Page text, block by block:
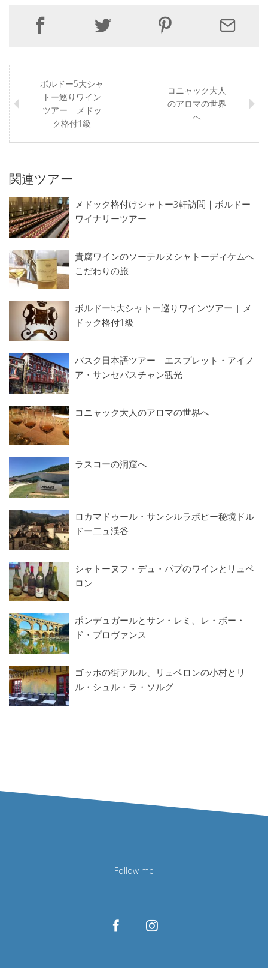
ボルドー5大シャ
トー巡りワイン
ツアー | メドッ
ク格付1級
コニャック大人
のアロマの世界
へ
関連ツアー
メドック格付けシャトー3軒訪問｜ボルドー
ワイナリーツアー
貴腐ワインのソーテルヌシャトーディケムへ
こだわりの旅
ボルドー5大シャトー巡りワインツアー | メ
ドック格付1級
バスク日本語ツアー｜エスプレット・アイノ
ア・サンセバスチャン観光
コニャック大人のアロマの世界へ
ラスコーの洞窟へ
ロカマドゥール・サンシルラポピー秘境ドル
ドー二ュ渓谷
シャトーヌフ・デュ・パプのワインとリュベ
ロン
ポンデュガールとサン・レミ、レ・ボー・
ド・プロヴァンス
ゴッホの街アルル、リュベロンの小村とリ
ル・シュル・ラ・ソルグ
Follow me